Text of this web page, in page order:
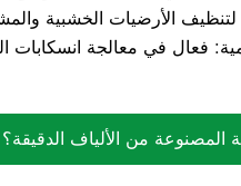
لتنظيف الأرضيات الخشبية
فعال في معالجة انسكابات
المصنوعة من الألياف الدقيقة؟